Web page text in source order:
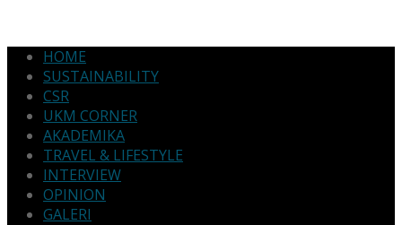
HOME
SUSTAINABILITY
CSR
UKM CORNER
AKADEMIKA
TRAVEL & LIFESTYLE
INTERVIEW
OPINION
GALERI